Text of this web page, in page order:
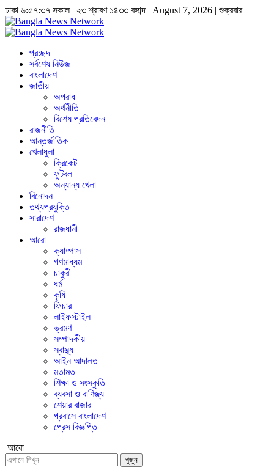
ঢাকা ৬:৫৭:৩৮ সকাল| ২৩ শ্রাবণ ১৪৩৩ বঙ্গাব্দ | August 7, 2026 |শুক্রবার
প্রচ্ছদ
সর্বশেষ নিউজ
বাংলাদেশ
জাতীয়
অপরাধ
অর্থনীতি
বিশেষ প্রতিবেদন
রাজনীতি
আন্তর্জাতিক
খেলাধুলা
ক্রিকেট
ফুটবল
অন্যান্য খেলা
বিনোদন
তথ্যপ্রযুক্তি
সারাদেশ
রাজধানী
আরো
ক্যাম্পাস
গণমাধ্যম
চাকুরী
ধর্ম
কৃষি
ফিচার
লাইফস্টাইল
ভ্রমণ
সম্পাদকীয়
স্বাস্থ্য
আইন আদালত
মতামত
শিক্ষা ও সংস্কৃতি
ব্যবসা ও বাণিজ্য
শেয়ার বাজার
প্রবাসে বাংলাদেশ
প্রেস বিজ্ঞপ্তি
আরো
খুজুন